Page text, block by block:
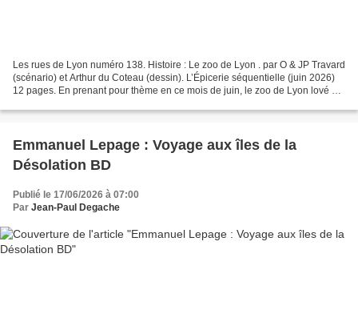
Les rues de Lyon numéro 138. Histoire : Le zoo de Lyon . par O & JP Travard
(scénario) et Arthur du Coteau (dessin). L’Épicerie séquentielle (juin 2026)
12 pages. En prenant pour thème en ce mois de juin, le zoo de Lyon lové au
Emmanuel Lepage : Voyage aux îles de la
Désolation BD
Publié le 17/06/2026 à 07:00
Par Jean-Paul Degache